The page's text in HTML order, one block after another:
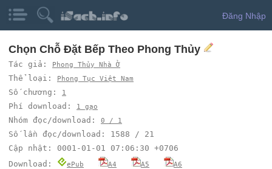
Đăng Nhập
Chọn Chỗ Đặt Bếp Theo Phong Thủy
Tác giả: Phong Thủy Nhà Ở
Thể loại: Phong Tục Việt Nam
Số chương: 1
Phí download: 1 gạo
Nhóm đọc/download: 0 / 1
Số lần đọc/download: 1588 / 21
Cập nhật: 0001-01-01 07:06:30 +0706
Download:
ePub A4 A5 A6